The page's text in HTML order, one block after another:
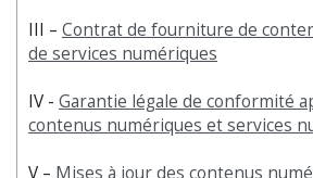
III – Contrat de fourniture de
de services numériques
IV - Garantie légale de conformité
contenus numériques et services
V – Mises à jour des contenus